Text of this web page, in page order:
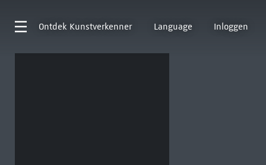
Ontdek Kunstverkenner Language Inloggen